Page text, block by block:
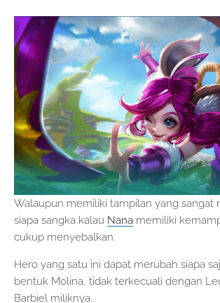
Walaupun memiliki tampilan yang sangat
siapa sangka kalau Nana memiliki
cukup menyebalkan.
Hero yang satu ini dapat merubah siapa
bentuk Molina, tidak terkecuali dengan
Barbiel miliknya.